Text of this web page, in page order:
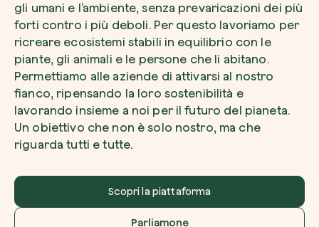
gli umani e l’ambiente, senza prevaricazioni dei più
forti contro i più deboli. Per questo lavoriamo per
ricreare ecosistemi stabili in equilibrio con le
piante, gli animali e le persone che li abitano.
Permettiamo alle aziende di attivarsi al nostro
fianco, ripensando la loro sostenibilità e
lavorando insieme a noi per il futuro del pianeta.
Un obiettivo che non è solo nostro, ma che
riguarda tutti e tutte.
Scopri la piattaforma
Parliamone
Pianta, adotta o regala un albero. Scegli tra
specie.
Piantalo ora
Accetto l’informativa sullaPrivacydi
Non compilare questo campo
Invia richiesta